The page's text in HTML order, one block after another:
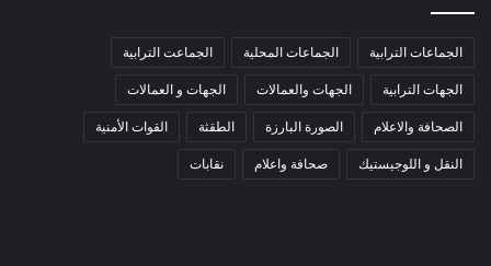
الجماعات الترابية الجماعات المحلية الجماعت الترابية
الجهات الترابية الجهات والعمالات الجهات و العمالات
الصحافة والاعلام الصورة البارزة الطقثة القوات الأمنية
النقل و اللوجيستيك صحافة واعلام نقابات